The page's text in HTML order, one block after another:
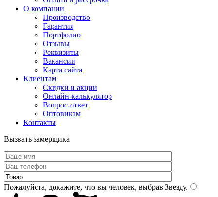
О компании
Производство
Гарантия
Портфолио
Отзывы
Реквизиты
Вакансии
Карта сайта
Клиентам
Скидки и акции
Онлайн-калькулятор
Вопрос-ответ
Оптовикам
Контакты
Вызвать замерщика
Пожалуйста, докажите, что вы человек, выбрав Звезду.